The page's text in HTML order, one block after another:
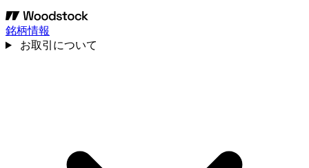
銘柄情報
お取引について